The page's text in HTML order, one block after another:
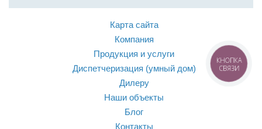
Карта сайта
Компания
Продукция и услуги
Диспетчеризация (умный дом)
Дилеру
Наши объекты
Блог
Контакты
КНОПКА
СВЯЗИ